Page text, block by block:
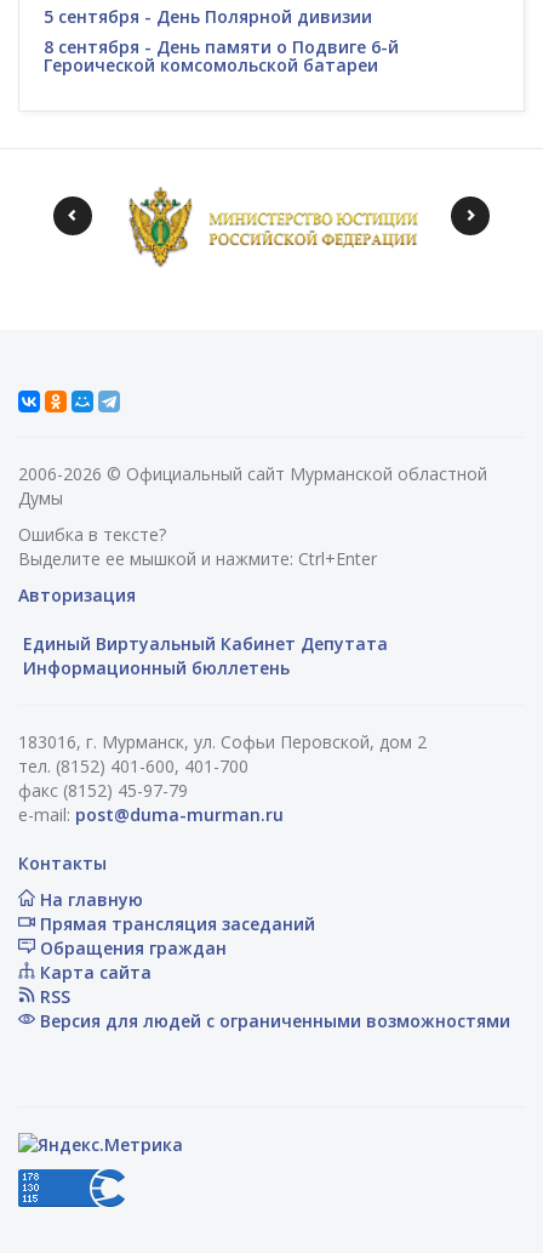
5 сентября - День Полярной дивизии
8 сентября - День памяти о Подвиге 6-й
Героической комсомольской батареи
2006-2026 © Официальный сайт Мурманской областной
Думы
Ошибка в тексте?
Выделите ее мышкой и нажмите: Ctrl+Enter
Авторизация
Единый Виртуальный Кабинет Депутата
Информационный бюллетень
183016, г. Мурманск, ул. Софьи Перовской, дом 2
тел. (8152) 401-600, 401-700
факс (8152) 45-97-79
e-mail: post@duma-murman.ru
Контакты
На главную
Прямая трансляция заседаний
Обращения граждан
Карта сайта
RSS
Версия для людей с ограниченными возможностями